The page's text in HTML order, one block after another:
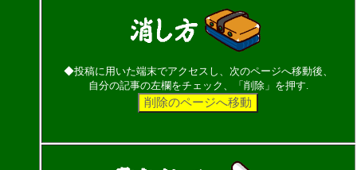
◆投稿に用いた端末でアクセスし、次のページへ移動後、
自分の記事の左欄をチェック、「削除」を押す.